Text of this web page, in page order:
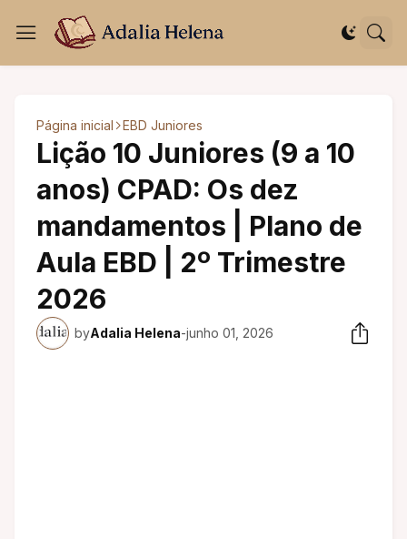
Página inicial EBD Juniores
Lição 10 Juniores (9 a 10
anos) CPAD: Os dez
mandamentos | Plano de
Aula EBD | 2º Trimestre
2026
byAdalia Helena-junho 01, 2026